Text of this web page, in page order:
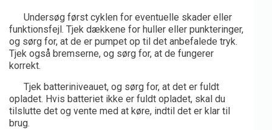
Undersøg først cyklen for eventuelle skader eller
funktionsfejl. Tjek dækkene for huller eller punkteringer,
og sørg for, at de er pumpet op til det anbefalede tryk.
Tjek også bremserne, og sørg for, at de fungerer
korrekt.
Tjek batteriniveauet, og sørg for, at det er fuldt
opladet. Hvis batteriet ikke er fuldt opladet, skal du
tilslutte det og vente med at køre, indtil det er klar til
brug.